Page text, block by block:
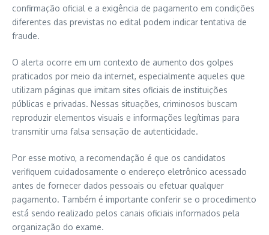
confirmação oficial e a exigência de pagamento em condições
diferentes das previstas no edital podem indicar tentativa de
fraude.
O alerta ocorre em um contexto de aumento dos golpes
praticados por meio da internet, especialmente aqueles que
utilizam páginas que imitam sites oficiais de instituições
públicas e privadas. Nessas situações, criminosos buscam
reproduzir elementos visuais e informações legítimas para
transmitir uma falsa sensação de autenticidade.
Por esse motivo, a recomendação é que os candidatos
verifiquem cuidadosamente o endereço eletrônico acessado
antes de fornecer dados pessoais ou efetuar qualquer
pagamento. Também é importante conferir se o procedimento
está sendo realizado pelos canais oficiais informados pela
organização do exame.